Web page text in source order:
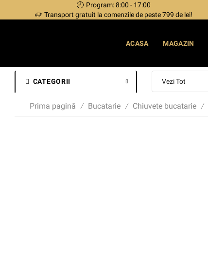
Program: 8:00 - 17:00
Transport gratuit la comenzile de peste 799 de lei!
ACASA MAGAZIN
CATEGORII
Prima pagină / Bucatarie / Chiuvete bucatarie /